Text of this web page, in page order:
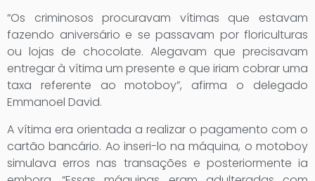
“Os criminosos procuravam vítimas que estavam
fazendo aniversário e se passavam por floriculturas
ou lojas de chocolate. Alegavam que precisavam
entregar à vítima um presente e que iriam cobrar uma
taxa referente ao motoboy”, afirma o delegado
Emmanoel David.
A vítima era orientada a realizar o pagamento com o
cartão bancário. Ao inseri-lo na máquina, o motoboy
simulava erros nas transações e posteriormente ia